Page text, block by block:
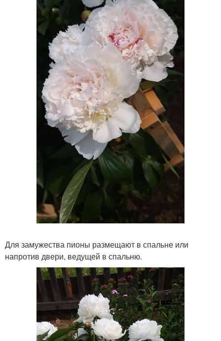
Для замужества пионы размещают в спальне или
напротив двери, ведущей в спальню.